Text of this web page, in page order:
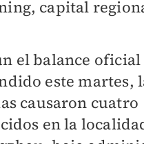
capital
el balance oficial
este martes,
causaron cuatro
en la